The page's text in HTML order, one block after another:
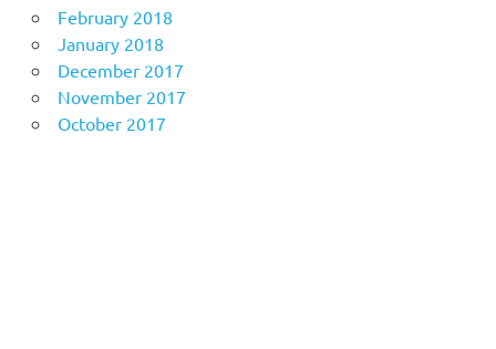
February 2018
January 2018
December 2017
November 2017
October 2017